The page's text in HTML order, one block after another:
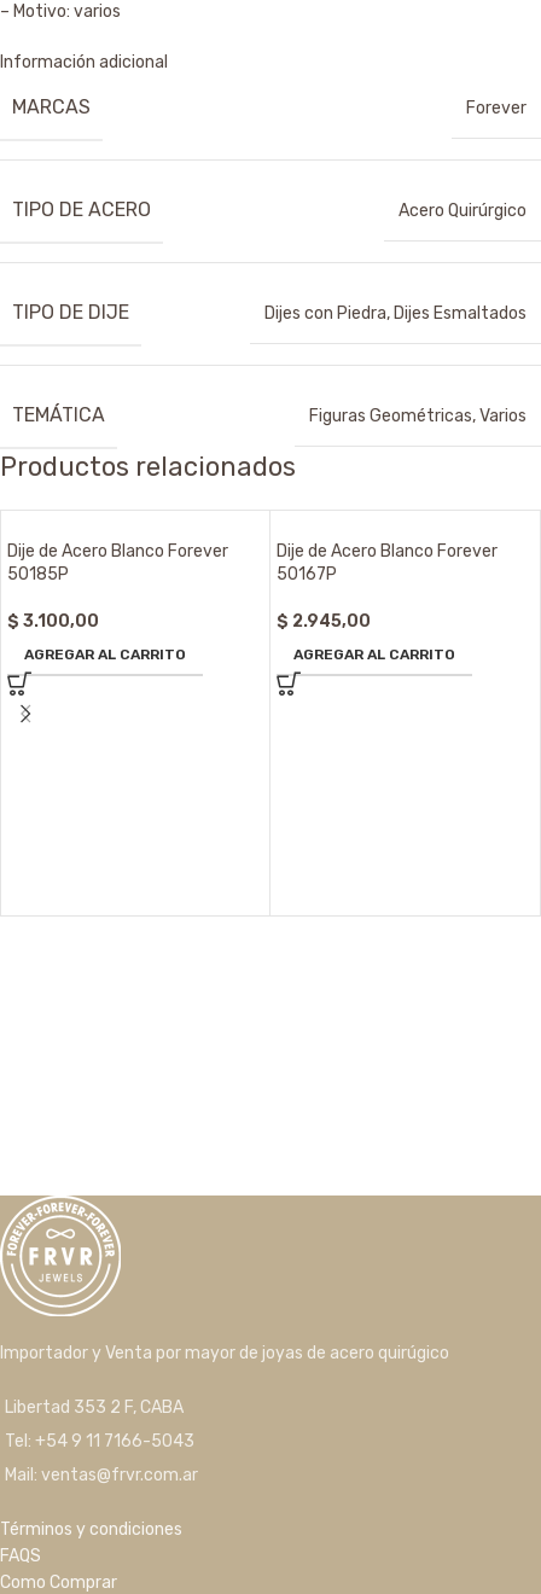
– Motivo: varios
Información adicional
MARCAS Forever
TIPO DE ACERO Acero Quirúrgico
TIPO DE DIJE Dijes con Piedra, Dijes Esmaltados
TEMÁTICA Figuras Geométricas,Varios
Productos relacionados
Dije de Acero Blanco Forever
50185P
$ 3.100,00
AGREGAR AL CARRITO
Dije de Acero Blanco Forever
50167P
$ 2.945,00
AGREGAR AL CARRITO
Importador y Venta por mayor de joyas de acero quirúgico
Libertad 353 2 F, CABA
Tel: +54 9 11 7166-5043
Mail: ventas@frvr.com.ar
Términos y condiciones
FAQS
Como Comprar